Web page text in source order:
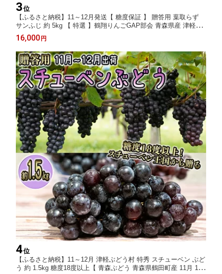
3位
【ふるさと納税】11～12月発送【 糖度保証 】 贈答用 葉取らず
サンふじ 約 5kg 【 特選 】鶴翔りんごGAP部会 青森県産 津軽産
リンゴ 林檎 果物類 高糖度 ギフト お届け：2026年11月20日～2
026年12月25日
16,000円
4位
【ふるさと納税】11～12月 津軽ぶどう村 特秀 スチューベン ぶど
う 約 1.5kg 糖度18度以上【 青森ぶどう 青森県鶴田町産 11月 12